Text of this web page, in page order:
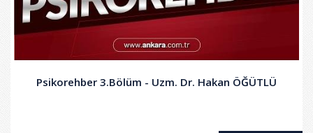
Psikorehber 3.Bölüm - Uzm. Dr. Hakan ÖĞÜTLÜ